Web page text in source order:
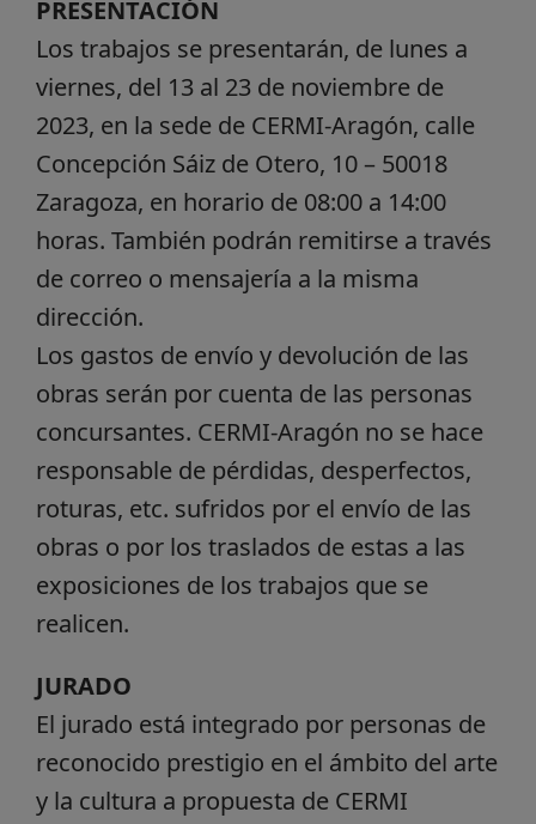
PRESENTACIÓN
Los trabajos se presentarán, de lunes a
viernes, del 13 al 23 de noviembre de
2023, en la sede de CERMI-Aragón, calle
Concepción Sáiz de Otero, 10 – 50018
Zaragoza, en horario de 08:00 a 14:00
horas. También podrán remitirse a través
de correo o mensajería a la misma
dirección.
Los gastos de envío y devolución de las
obras serán por cuenta de las personas
concursantes. CERMI-Aragón no se hace
responsable de pérdidas, desperfectos,
roturas, etc. sufridos por el envío de las
obras o por los traslados de estas a las
exposiciones de los trabajos que se
realicen.
JURADO
El jurado está integrado por personas de
reconocido prestigio en el ámbito del arte
y la cultura a propuesta de CERMI